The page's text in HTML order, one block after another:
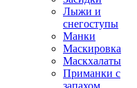
Лыжи и
снегоступы
Манки
Маскировка
Маскхалаты
Приманки с
запахом